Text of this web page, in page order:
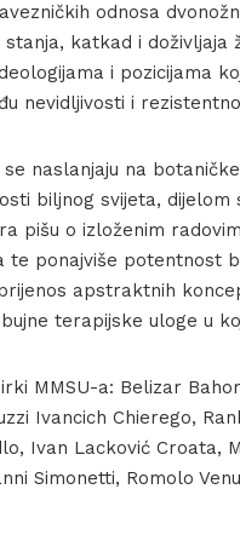
odnosa
katkad i doživljaja
i pozicijama
nevidljivosti i
naslanjaju na
biljnog svijeta,
pišu o izloženim
te ponajviše potentnost
apstraktnih
terapijske uloge u
MMSU-a: Belizar
Ivancich Chierego,
Ivan Lacković Croata,
Simonetti, Romolo
Pogled u izložbu /